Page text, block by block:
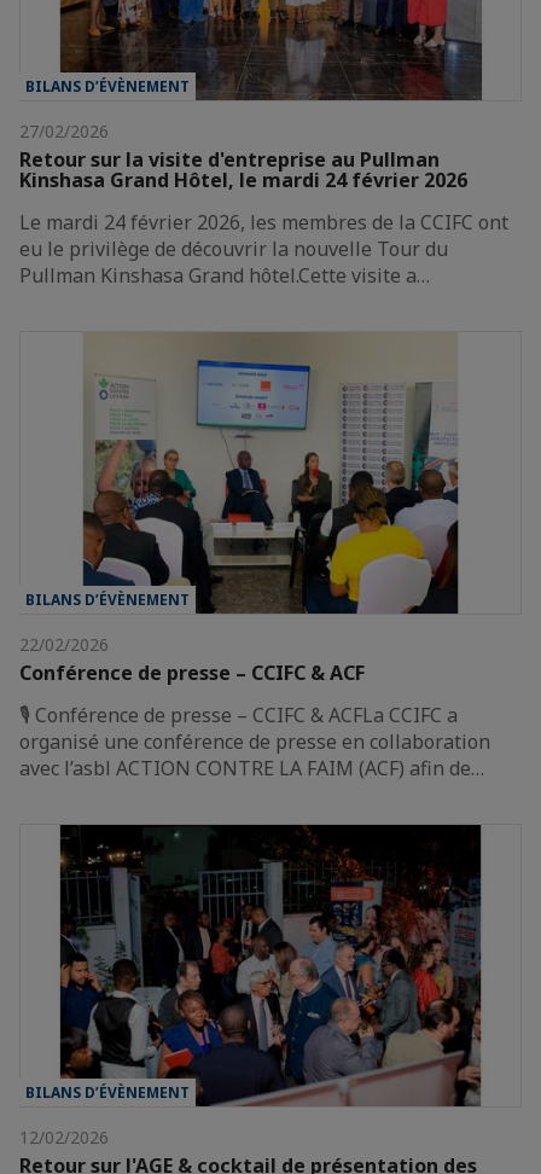
BILANS D’ÉVÈNEMENT
27/02/2026
Retour sur la visite d'entreprise au Pullman
Kinshasa Grand Hôtel, le mardi 24 février 2026
Le mardi 24 février 2026, les membres de la CCIFC ont
eu le privilège de découvrir la nouvelle Tour du
Pullman Kinshasa Grand hôtel.Cette visite a…
BILANS D’ÉVÈNEMENT
22/02/2026
Conférence de presse – CCIFC & ACF
🎙️ Conférence de presse – CCIFC & ACFLa CCIFC a
organisé une conférence de presse en collaboration
avec l’asbl ACTION CONTRE LA FAIM (ACF) afin de…
BILANS D’ÉVÈNEMENT
12/02/2026
Retour sur l'AGE & cocktail de présentation des